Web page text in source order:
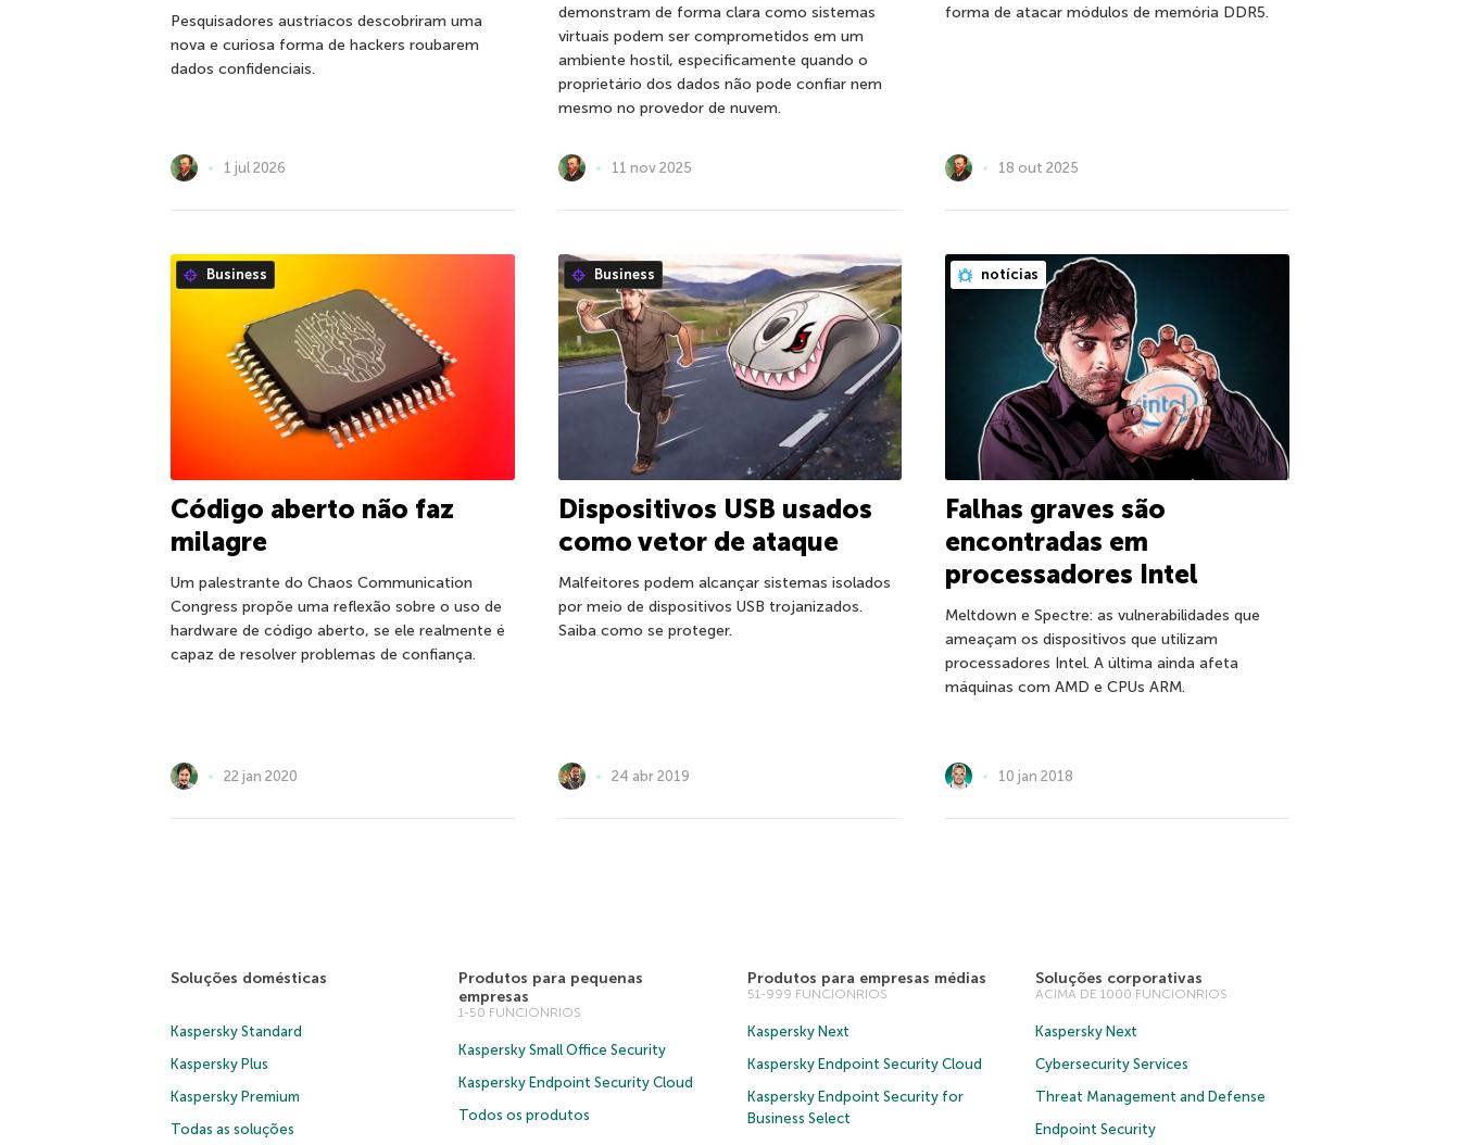
Pesquisadores austríacos descobriram uma
nova e curiosa forma de hackers roubarem
dados confidenciais.
1 jul 2026
demonstram de forma clara como sistemas
virtuais podem ser comprometidos em um
ambiente hostil, especificamente quando o
proprietário dos dados não pode confiar nem
mesmo no provedor de nuvem.
11 nov 2025
forma de atacar módulos de memória DDR5.
18 out 2025
Business
Código aberto não faz
milagre
Um palestrante do Chaos Communication
Congress propõe uma reflexão sobre o uso de
hardware de código aberto, se ele realmente é
capaz de resolver problemas de confiança.
22 jan 2020
Business
Dispositivos USB usados
como vetor de ataque
Malfeitores podem alcançar sistemas isolados
por meio de dispositivos USB trojanizados.
Saiba como se proteger.
24 abr 2019
notícias
Falhas graves são
encontradas em
processadores Intel
Meltdown e Spectre: as vulnerabilidades que
ameaçam os dispositivos que utilizam
processadores Intel. A última ainda afeta
máquinas com AMD e CPUs ARM.
10 jan 2018
Soluções domésticas
Kaspersky Standard
Kaspersky Plus
Kaspersky Premium
Todas as soluções
Produtos para pequenas
empresas
1-50 FUNCIONRIOS
Kaspersky Small Office Security
Kaspersky Endpoint Security Cloud
Todos os produtos
Produtos para empresas médias
51-999 FUNCIONRIOS
Kaspersky Next
Kaspersky Endpoint Security Cloud
Kaspersky Endpoint Security for
Business Select
Soluções corporativas
ACIMA DE 1000 FUNCIONRIOS
Kaspersky Next
Cybersecurity Services
Threat Management and Defense
Endpoint Security